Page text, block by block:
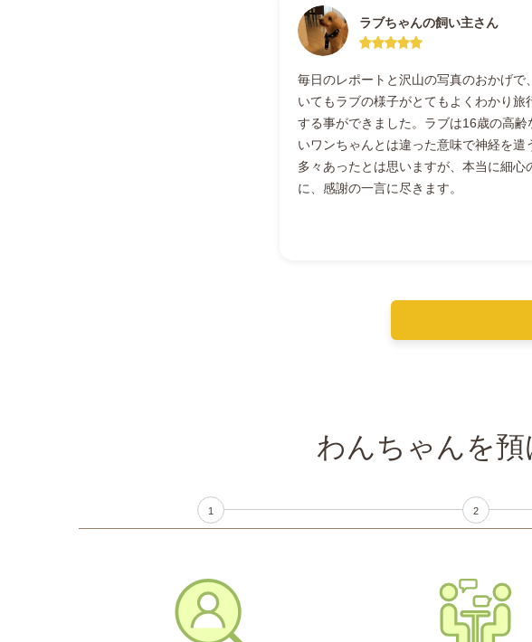
ラブちゃんの飼い主さん
毎日のレポートと沢山の写真のおかげで
いてもラブの様子がとてもよくわかり旅
する事ができました。ラブは16歳の高齢
いワンちゃんとは違った意味で神経を遣
多々あったとは思いますが、本当に細心
に、感謝の一言に尽きます。
わんちゃんを
1 2